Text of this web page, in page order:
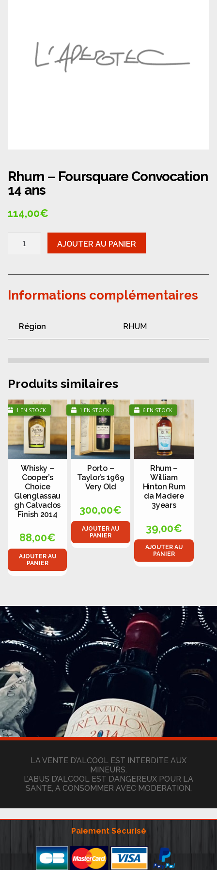
Politique de cookies (UE)
Rhum – Foursquare Convocation
14 ans
114,00€
Foursquare
14
ans
AJOUTER AU PANIER
Informations complémentaires
Région RHUM
Produits similaires
Whisky –
Cooper’s
Choice
Glenglassau
gh Calvados
Finish 2014
88,00€
AJOUTER AU
PANIER
1 EN STOCK
Porto –
Taylor’s 1969
Very Old
300,00€
AJOUTER AU
PANIER
1 EN STOCK
Rhum –
William
Hinton Rum
da Madere
3years
39,00€
AJOUTER AU
PANIER
6 EN STOCK
LA VENTE D’ALCOOL EST INTERDITE AUX
MINEURS.
L’ABUS D’ALCOOL EST DANGEREUX POUR LA
SANTE, A CONSOMMER AVEC MODERATION.
Paiement Sécurisé